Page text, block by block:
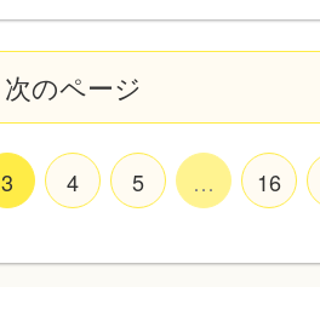
次のページ
3 4 5 … 16